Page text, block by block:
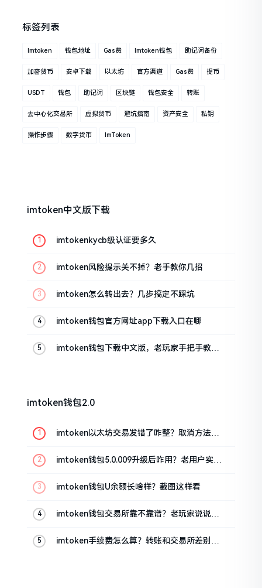
标签列表
Imtoken 钱包地址 Gas费 Imtoken钱包 助记词备份
加密货币 安卓下载 以太坊 官方渠道 Gas费 提币
USDT 钱包 助记词 区块链 钱包安全 转账
去中心化交易所 虚拟货币 避坑指南 资产安全 私钥
操作步骤 数字货币 ImToken
imtoken中文版下载
imtokenkycb级认证要多久
imtoken风险提示关不掉？老手教你几招
imtoken怎么转出去？几步搞定不踩坑
imtoken钱包官方网址app下载入口在哪
imtoken钱包下载中文版，老玩家手把手教你
imtoken钱包2.0
imtoken以太坊交易发错了咋整？取消方法告
imtoken钱包5.0.009升级后咋用？老用户实测
imtoken钱包U余额长啥样？截图这样看
imtoken钱包交易所靠不靠谱？老玩家说说心
imtoken手续费怎么算？转账和交易所差别大